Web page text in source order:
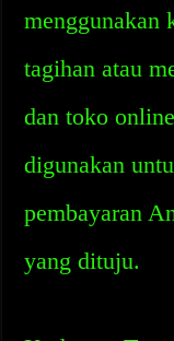
menggunakan
tagihan atau
dan toko
digunakan
pembayaran
yang dituju.